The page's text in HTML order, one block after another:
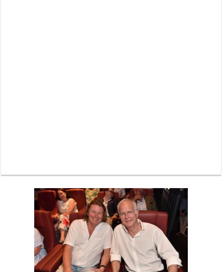
Neue Sommerterrasse im Ludwigpalais: Wird das